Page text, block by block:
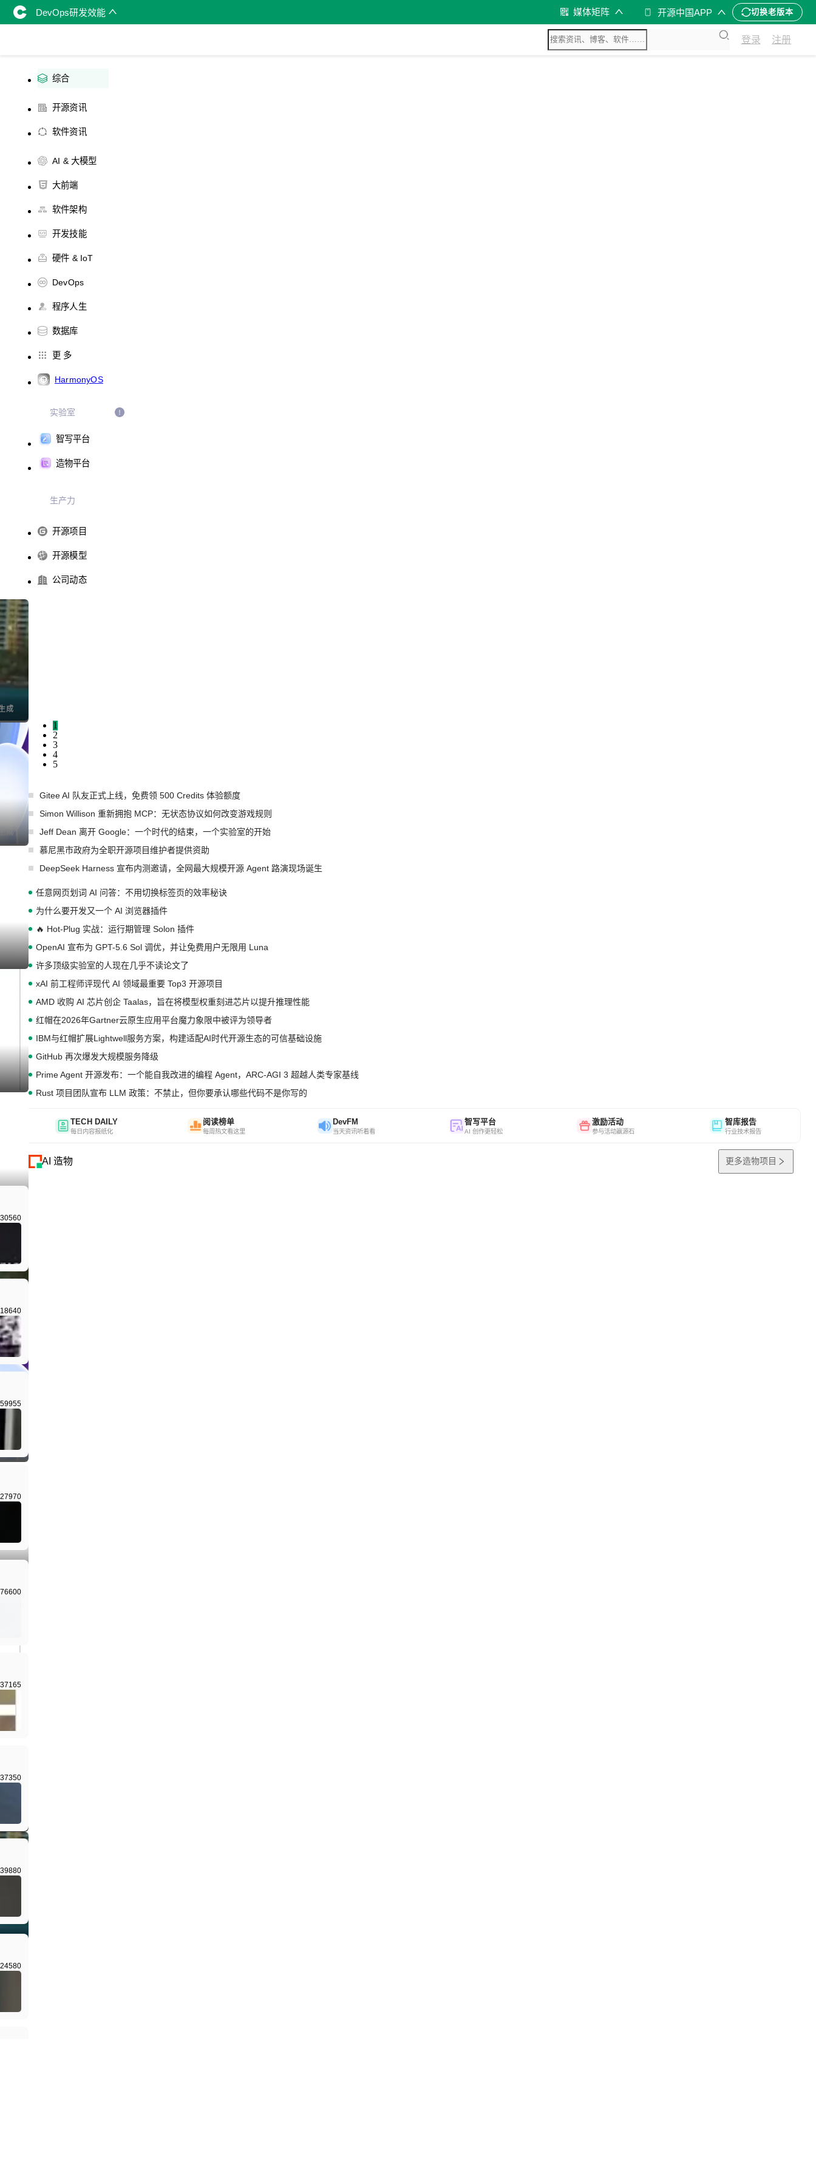
DevOps研发效能 媒体矩阵 开源中国APP 切换老版本
登录 注册
综合
开源资讯
软件资讯
AI & 大模型
大前端
软件架构
开发技能
硬件 & IoT
DevOps
程序人生
数据库
更 多
HarmonyOS
实验室
智写平台
造物平台
生产力
开源项目
开源模型
公司动态
1
2
3
4
5
Gitee AI 队友正式上线，免费领 500 Credits 体验额度
Simon Willison 重新拥抱 MCP：无状态协议如何改变游戏规则
Jeff Dean 离开 Google：一个时代的结束，一个实验室的开始
慕尼黑市政府为全职开源项目维护者提供资助
DeepSeek Harness 宣布内测邀请，全网最大规模开源 Agent 路演现场诞生
任意网页划词 AI 问答：不用切换标签页的效率秘诀
为什么要开发又一个 AI 浏览器插件
🔥 Hot-Plug 实战：运行期管理 Solon 插件
OpenAI 宣布为 GPT-5.6 Sol 调优，并让免费用户无限用 Luna
许多顶级实验室的人现在几乎不读论文了
xAI 前工程师评现代 AI 领域最重要 Top3 开源项目
AMD 收购 AI 芯片创企 Taalas，旨在将模型权重刻进芯片以提升推理性能
红帽在2026年Gartner云原生应用平台魔力象限中被评为领导者
IBM与红帽扩展Lightwell服务方案，构建适配AI时代开源生态的可信基础设施
GitHub 再次爆发大规模服务降级
Prime Agent 开源发布：一个能自我改进的编程 Agent，ARC-AGI 3 超越人类专家基线
Rust 项目团队宣布 LLM 政策：不禁止，但你要承认哪些代码不是你写的
TECH DAILY
每日内容报纸化
阅读榜单
每周热文看这里
DevFM
当天资讯听着看
智写平台
AI 创作更轻松
激励活动
参与活动赢源石
智库报告
行业技术报告
AI 造物 更多造物项目
30560
18640
59955
27970
76600
37165
37350
39880
24580